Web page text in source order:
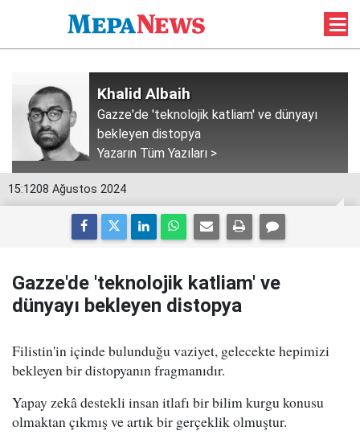
Khalid Albaih
Gazze'de 'teknolojik katliam' ve dünyayı
bekleyen distopya
Yazarın Tüm Yazıları >
15:1208 Ağustos 2024
Gazze'de 'teknolojik katliam' ve
dünyayı bekleyen distopya
Filistin'in içinde bulunduğu vaziyet, gelecekte hepimizi
bekleyen bir distopyanın fragmanıdır.
Yapay zekâ destekli insan itlafı bir bilim kurgu konusu
olmaktan çıkmış ve artık bir gerçeklik olmuştur.